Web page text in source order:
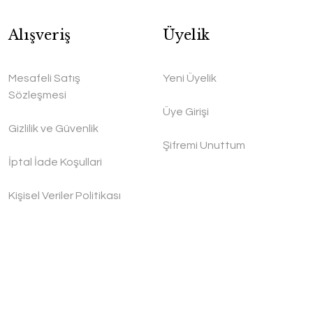
Alışveriş
Mesafeli Satış
Sözleşmesi
Gizlilik ve Güvenlik
İptal İade Koşullari
Kişisel Veriler Politikası
Üyelik
Yeni Üyelik
Üye Girişi
Şifremi Unuttum